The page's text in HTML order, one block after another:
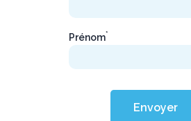
Prénom*
Envoyer